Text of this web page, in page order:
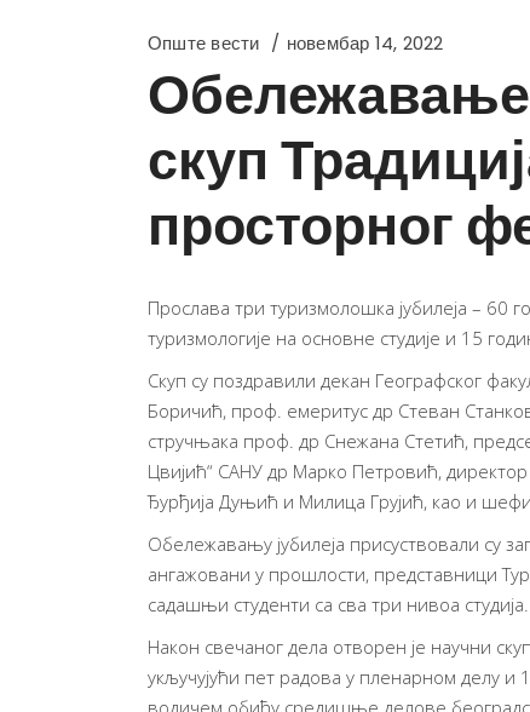
Опште вести новембар 14, 2022
Обележавање
скуп
просторног
Прослава три туризмолошка јубилеја – 60
туризмологије на основне студије и 15
Скуп су поздравили декан Географског
Боричић, проф. емеритус др Стеван
стручњака проф. др Снежана Стетић,
Цвијић“ САНУ др Марко Петровић,
Ђурђија Дуњић и Милица Грујић, као и
Обележавању јубилеја присуствовали су
ангажовани у прошлости, представници
садашњи студенти са сва три нивоа студија.
Након свечаног дела отворен је научни
укључујући пет радова у пленарном делу и
водичем обиђу средишње делове